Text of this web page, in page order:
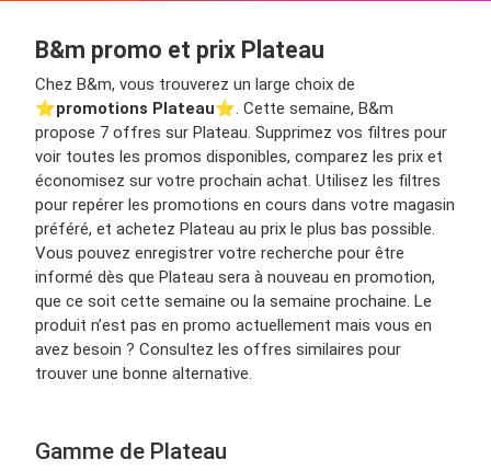
B&m promo et prix Plateau
Chez B&m, vous trouverez un large choix de
⭐️promotions Plateau⭐️. Cette semaine, B&m
propose 7 offres sur Plateau. Supprimez vos filtres pour
voir toutes les promos disponibles, comparez les prix et
économisez sur votre prochain achat. Utilisez les filtres
pour repérer les promotions en cours dans votre magasin
préféré, et achetez Plateau au prix le plus bas possible.
Vous pouvez enregistrer votre recherche pour être
informé dès que Plateau sera à nouveau en promotion,
que ce soit cette semaine ou la semaine prochaine. Le
produit n’est pas en promo actuellement mais vous en
avez besoin ? Consultez les offres similaires pour
trouver une bonne alternative.
Gamme de Plateau